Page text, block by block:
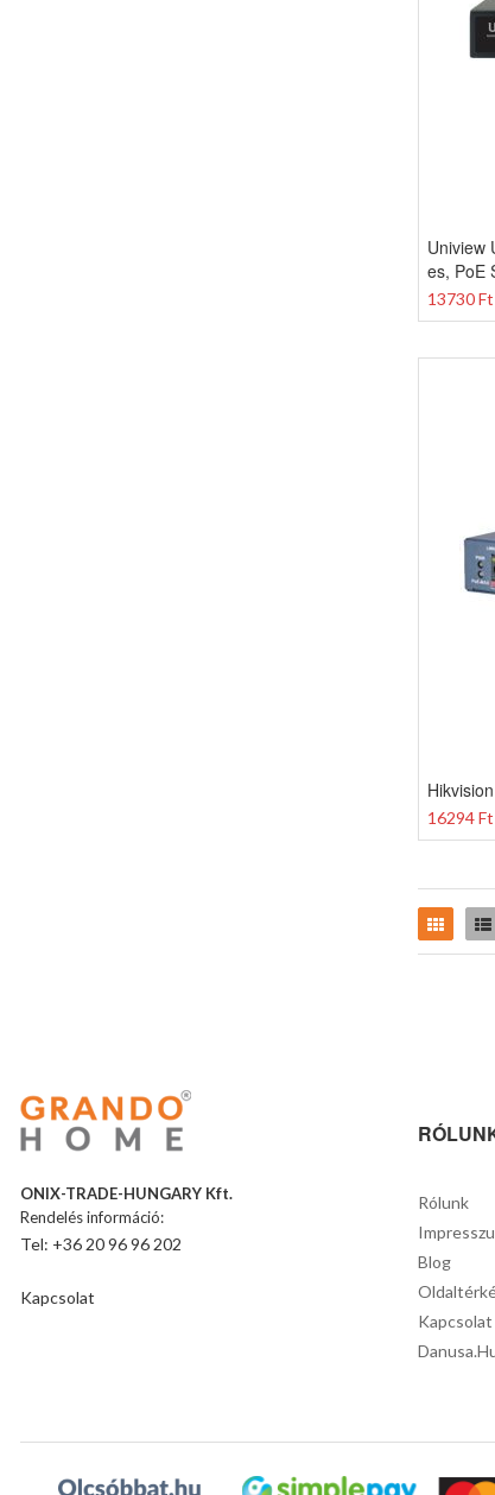
Uniview
es, PoE
13730 Ft
16294 Ft
Rács
ONIX-TRADE-HUNGARY Kft.
Rendelés információ:
Tel: +36 20 96 96 202
Kapcsolat
Rólunk
Blog
Kapcsolat